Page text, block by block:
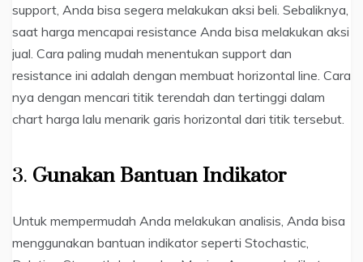
support, Anda bisa segera melakukan aksi beli. Sebaliknya,
saat harga mencapai resistance Anda bisa melakukan aksi
jual. Cara paling mudah menentukan support dan
resistance ini adalah dengan membuat horizontal line. Cara
nya dengan mencari titik terendah dan tertinggi dalam
chart harga lalu menarik garis horizontal dari titik tersebut.
3. Gunakan Bantuan Indikator
Untuk mempermudah Anda melakukan analisis, Anda bisa
menggunakan bantuan indikator seperti Stochastic,